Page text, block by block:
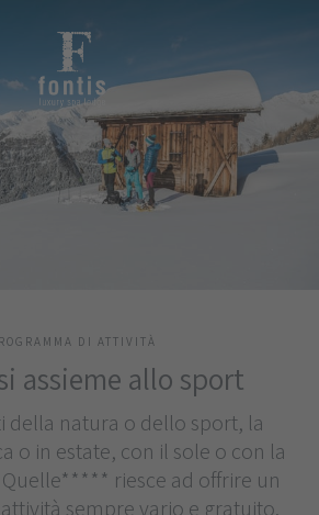
DI ATTIVITÀ
assieme allo sport
della natura o dello sport, la
o in estate, con il sole o con la
Quelle***** riesce ad offrire un
sempre vario e gratuito.